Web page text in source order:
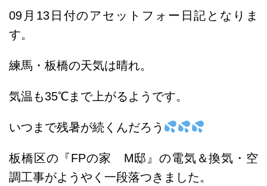
09 月13日付のアセットフォー日記となりま
す。
練馬・板橋の天気は晴れ。
気温も35℃まで上がるようです。
いつまで残暑が続くんだろう
板橋区の『FPの家 M邸』の電気＆換気・空
調工事がようやく一段落つきました。